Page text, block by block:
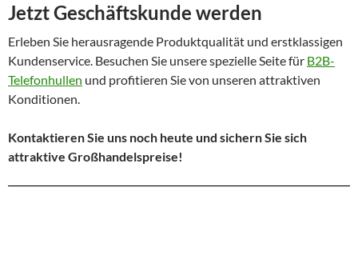
Jetzt Geschäftskunde werden
Erleben Sie herausragende Produktqualität und erstklassigen
Kundenservice. Besuchen Sie unsere spezielle Seite für B2B-
Telefonhullen und profitieren Sie von unseren attraktiven
Konditionen.
Kontaktieren Sie uns noch heute und sichern Sie sich
attraktive Großhandelspreise!